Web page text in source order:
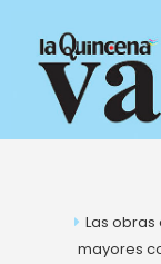
contenido
Las
mayores